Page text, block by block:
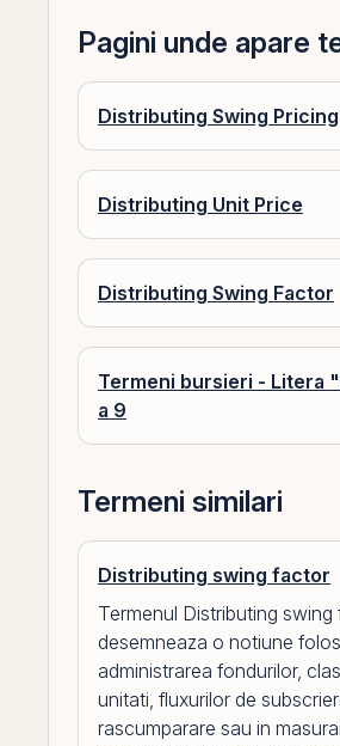
Pagini unde apare
Distributing Swing Pricing
Distributing Unit Price
Distributing Swing Factor
Termeni bursieri - Litera
a 9
Termeni similari
Distributing swing factor
Termenul Distributing
desemneaza o notiune
administrarea fondurilor,
unitati, fluxurilor de
rascumparare sau in